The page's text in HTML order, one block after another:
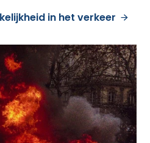
in het verkeer